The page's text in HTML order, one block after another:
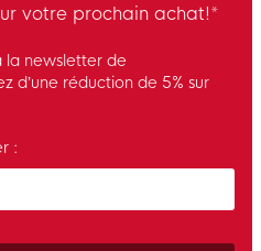
votre prochain achat!*
la newsletter de
d’une réduction de 5% sur
privacy policy to subscribe to
: